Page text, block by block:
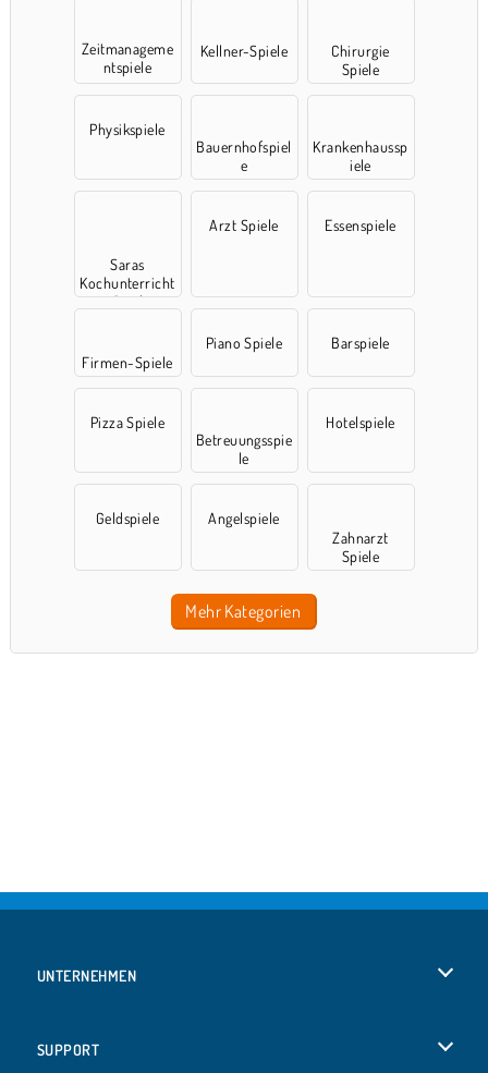
Zeitmanageme
ntspiele
Kellner-Spiele
Chirurgie
Spiele
Physikspiele
Bauernhofspiel
e
Krankenhaussp
iele
Saras
Kochunterricht
-Spiele
Arzt Spiele Essenspiele
Firmen-Spiele
Piano Spiele Barspiele
Pizza Spiele
Betreuungsspie
le
Hotelspiele
Geldspiele
Angelspiele
Zahnarzt
Spiele
Mehr Kategorien
UNTERNEHMEN
SUPPORT